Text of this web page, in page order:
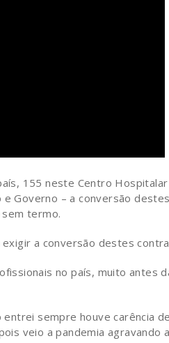
155 neste Centro
Governo – a conversão
termo.
a conversão destes
no país, muito antes
sempre houve carência
veio a pandemia agravando a